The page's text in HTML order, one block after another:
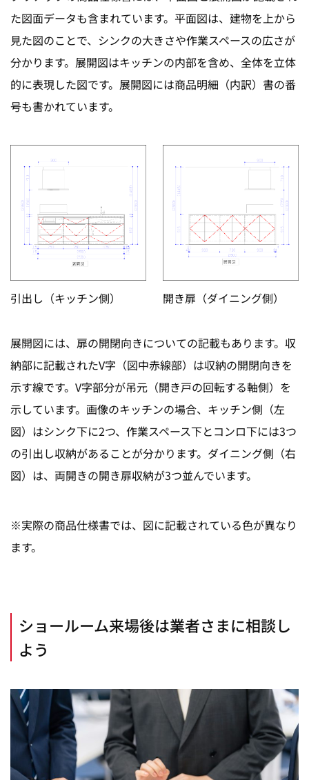
た図面データも含まれています。平面図は、建物を上から
見た図のことで、シンクの大きさや作業スペースの広さが
分かります。展開図はキッチンの内部を含め、全体を立体
的に表現した図です。展開図には商品明細（内訳）書の番
号も書かれています。
引出し（キッチン側） 開き扉（ダイニング側）
展開図には、扉の開閉向きについての記載もあります。収
納部に記載されたV字（図中赤線部）は収納の開閉向きを
示す線です。V字部分が吊元（開き戸の回転する軸側）を
示しています。画像のキッチンの場合、キッチン側（左
図）はシンク下に2つ、作業スペース下とコンロ下には3つ
の引出し収納があることが分かります。ダイニング側（右
図）は、両開きの開き扉収納が3つ並んでいます。
※実際の商品仕様書では、図に記載されている色が異なり
ます。
ショールーム来場後は業者さまに相談し
よう